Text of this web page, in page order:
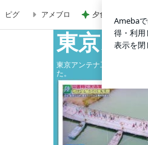
光地：柴又帝釈天編 | 東京スカ
ピグ アメブロ 夕食より高くて
東京ス
東京アンテナ工事（株）の
た。